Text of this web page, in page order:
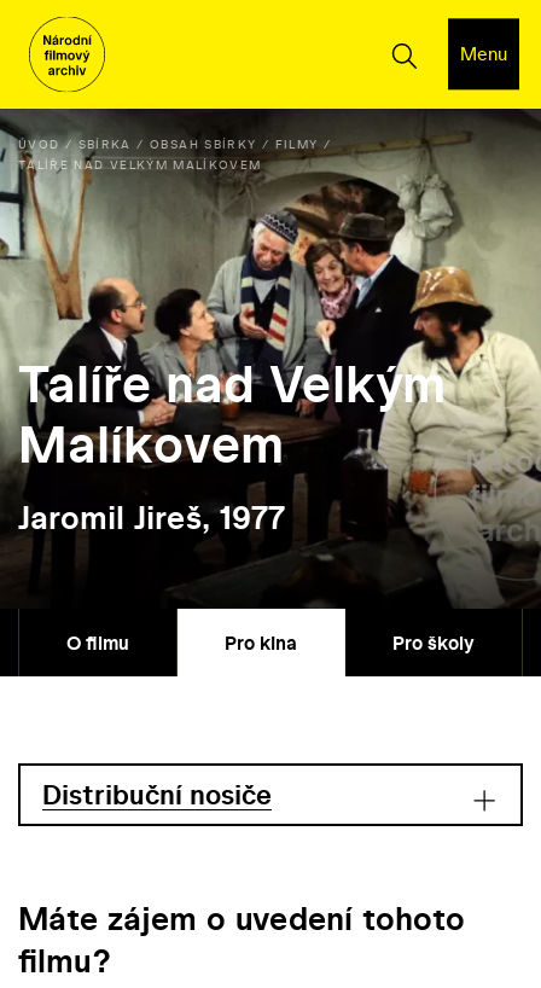
Menu
ÚVOD SBÍRKA OBSAH SBÍRKY
FILMY
TALÍŘE NAD VELKÝM MALÍKOVEM
Talíře nad Velkým
Malíkovem
Jaromil Jireš, 1977
O filmu Pro kina Pro školy
Distribuční nosiče
Máte zájem o uvedení tohoto
filmu?